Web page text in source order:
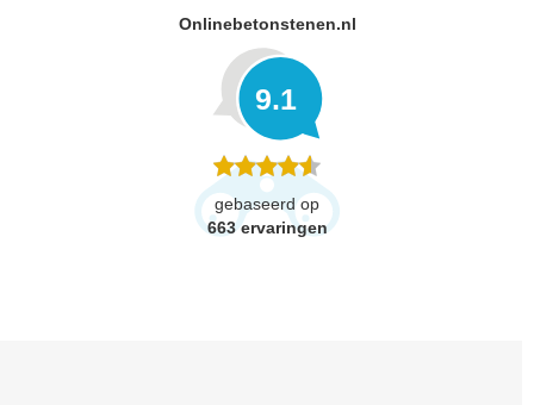
Onlinebetonstenen.nl
9.1
gebaseerd op
663 ervaringen